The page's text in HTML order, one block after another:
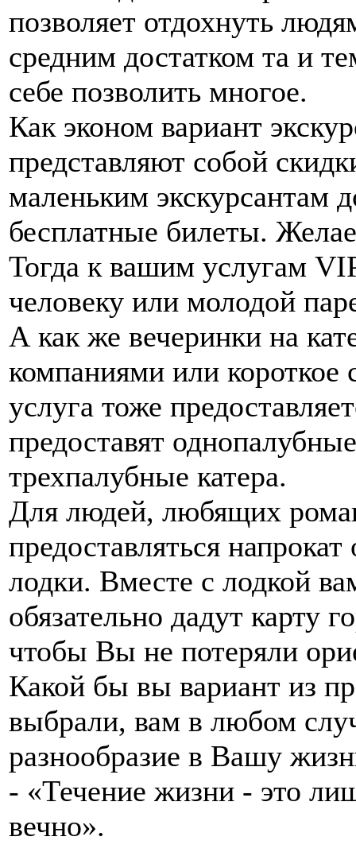
позволяет отдохнуть
средним достатком та и
себе позволить многое.
Как эконом вариант
представляют собой
маленьким экскурсантам
бесплатные билеты.
Тогда к вашим услугам
человеку или молодой
А как же вечеринки на
компаниями или короткое
услуга тоже
предоставят
трехпалубные катера.
Для людей, любящих
предоставляться
лодки. Вместе с лодкой
обязательно дадут карту
чтобы Вы не потеряли
Какой бы вы вариант из
выбрали, вам в любом
разнообразие в Вашу
- «Течение жизни - это
вечно».